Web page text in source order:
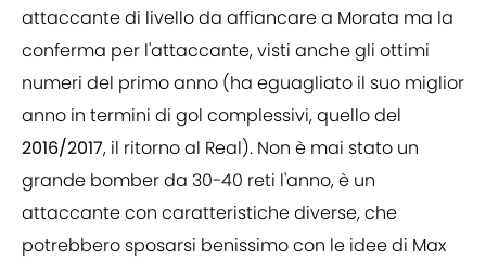
attaccante di livello da affiancare a Morata ma la
conferma per l'attaccante, visti anche gli ottimi
numeri del primo anno (ha eguagliato il suo miglior
anno in termini di gol complessivi, quello del
2016/2017, il ritorno al Real). Non è mai stato un
grande bomber da 30-40 reti l'anno, è un
attaccante con caratteristiche diverse, che
potrebbero sposarsi benissimo con le idee di Max